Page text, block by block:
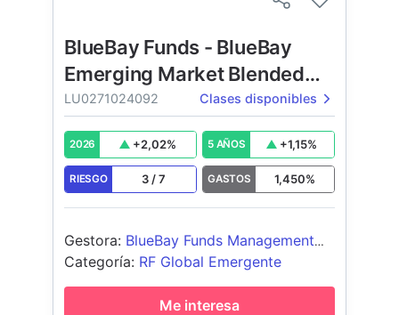
BlueBay Funds - BlueBay
Emerging Market Blended
Bond Fund
LU0271024092 Clases disponibles
2026 +2,02% 5 AÑOS +1,15%
RIESGO 3 /7 GASTOS 1,450%
Gestora: BlueBay Funds Management
Company S.A.
Categoría: RF Global Emergente
Me interesa